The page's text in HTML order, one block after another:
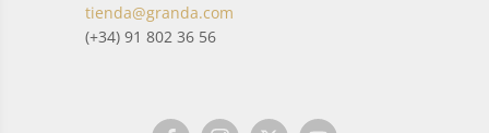
tienda@granda.com
(+34) 91 802 36 56